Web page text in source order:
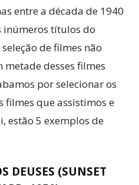
entre a década de 1940
inúmeros títulos do
de filmes não
desses filmes
por selecionar os
filmes que assistimos e
estão 5 exemplos de
DEUSES (SUNSET